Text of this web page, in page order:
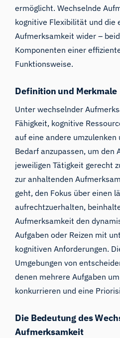
ermöglicht. Wechselnde
kognitive Flexibilität und die
Aufmerksamkeit wider –
Komponenten einer
Funktionsweise.
Definition und Merkmale
Unter wechselnder
Fähigkeit, kognitive
auf eine andere umzulenken
Bedarf anzupassen, um den
jeweiligen Tätigkeit gerecht
zur anhaltenden
geht, den Fokus über einen
aufrechtzuerhalten,
Aufmerksamkeit den
Aufgaben oder Reizen mit
kognitiven Anforderungen.
Umgebungen von
denen mehrere Aufgaben
konkurrieren und eine
Die Bedeutung des
Aufmerksamkeit